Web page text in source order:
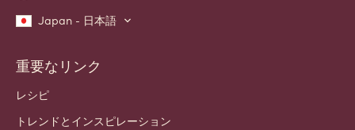
Japan - 日本語
Footer
Callebaut
重要なリンク
レシピ
トレンドとインスピレーション